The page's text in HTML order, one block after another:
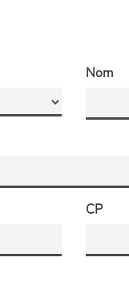
Nom
CP